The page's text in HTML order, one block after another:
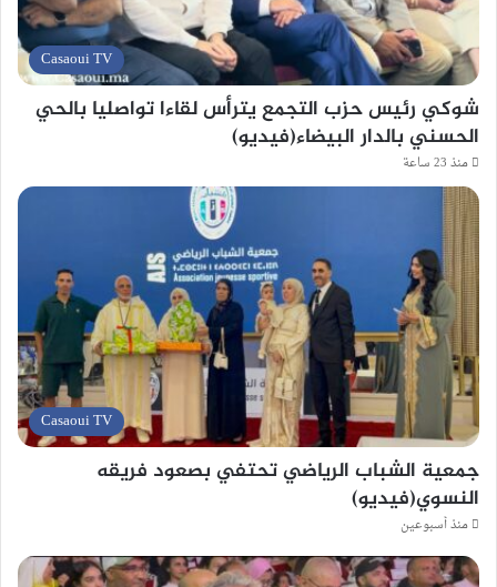
Casaoui TV
شوكي رئيس حزب التجمع يترأس لقاءا تواصليا بالحي
الحسني بالدار البيضاء(فيديو)
منذ 23 ساعة
Casaoui TV
جمعية الشباب الرياضي تحتفي بصعود فريقه
النسوي(فيديو)
منذ أسبوعين